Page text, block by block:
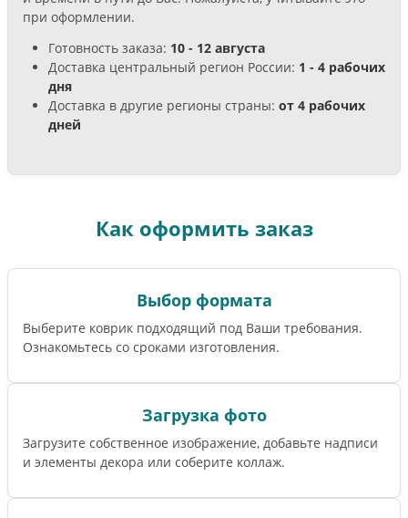
при оформлении.
Готовность заказа: 10 - 12 августа
Доставка центральный регион России: 1 - 4 рабочих
дня
Доставка в другие регионы страны: от 4 рабочих
дней
Как оформить заказ
Выбор формата
Выберите коврик подходящий под Ваши требования.
Ознакомьтесь со сроками изготовления.
Загрузка фото
Загрузите собственное изображение, добавьте надписи
и элементы декора или соберите коллаж.